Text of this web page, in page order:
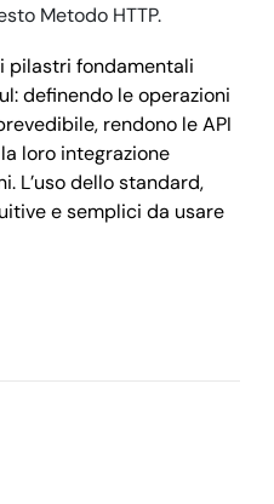
Metodo HTTP.
pilastri fondamentali
definendo le operazioni
rendono le API
loro integrazione
L’uso dello standard,
e semplici da usare